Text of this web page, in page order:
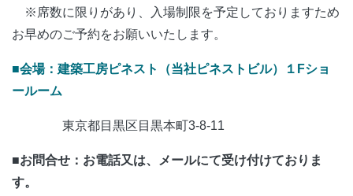
※席数に限りがあり、入場制限を予定しておりますため
お早めのご予約をお願いいたします。
■会場：建築工房ピネスト（当社ピネストビル）１Fショ
ールーム
東京都目黒区目黒本町3‐8‐11
■お問合せ：お電話又は、メールにて受け付けておりま
す。